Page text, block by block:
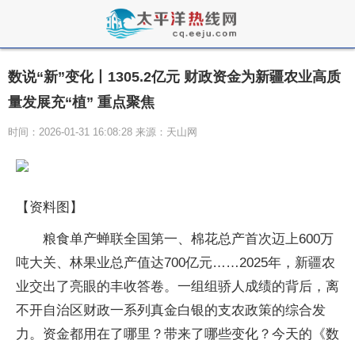
数说“新”变化丨1305.2亿元 财政资金为新疆农业高质
量发展充“植” 重点聚焦
时间：2026-01-31 16:08:28 来源：天山网
【资料图】
粮食单产蝉联全国第一、棉花总产首次迈上600万
吨大关、林果业总产值达700亿元……2025年，新疆农
业交出了亮眼的丰收答卷。一组组骄人成绩的背后，离
不开自治区财政一系列真金白银的支农政策的综合发
力。资金都用在了哪里？带来了哪些变化？今天的《数